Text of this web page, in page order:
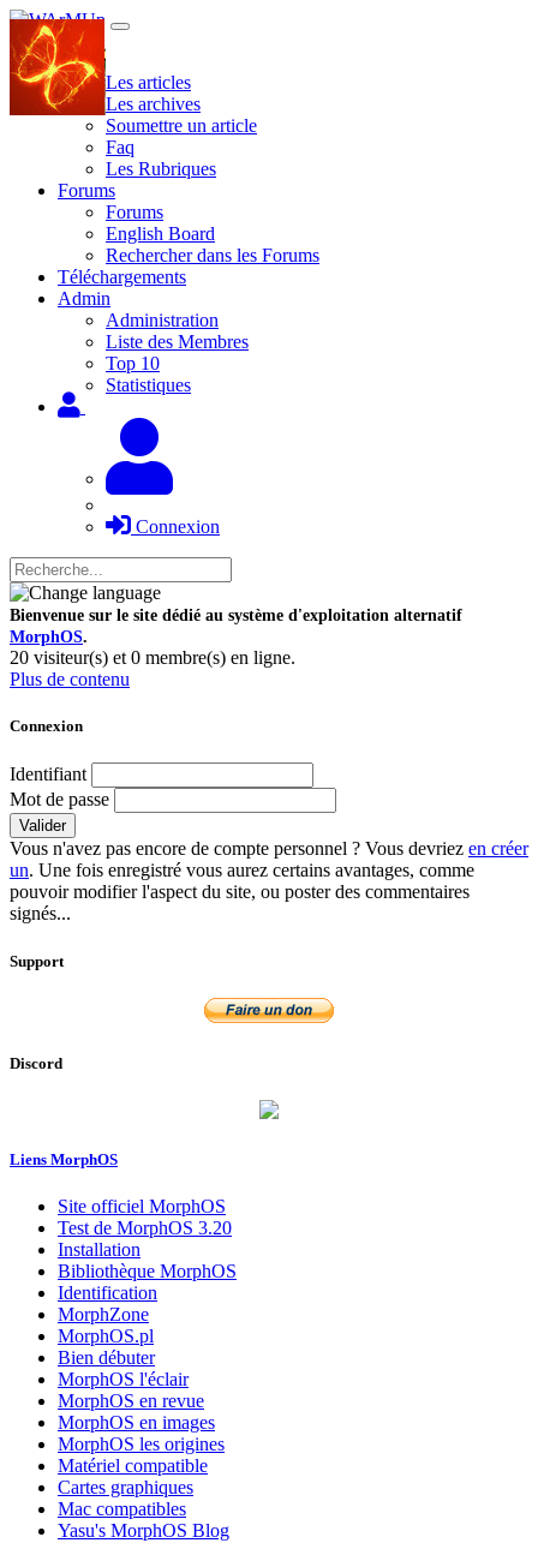
Site
Les articles
Les archives
Soumettre un article
Faq
Les Rubriques
Forums
Forums
English Board
Rechercher dans les Forums
Téléchargements
Admin
Administration
Liste des Membres
Top 10
Statistiques
Connexion
Bienvenue sur le site dédié au système d'exploitation alternatif
MorphOS.
20 visiteur(s) et 0 membre(s) en ligne.
Plus de contenu
Connexion
Identifiant
Mot de passe
Valider
Vous n'avez pas encore de compte personnel ? Vous devriez en créer
un. Une fois enregistré vous aurez certains avantages, comme
pouvoir modifier l'aspect du site, ou poster des commentaires
signés...
Support
Discord
Liens MorphOS
Site officiel MorphOS
Test de MorphOS 3.20
Installation
Bibliothèque MorphOS
Identification
MorphZone
MorphOS.pl
Bien débuter
MorphOS l'éclair
MorphOS en revue
MorphOS en images
MorphOS les origines
Matériel compatible
Cartes graphiques
Mac compatibles
Yasu's MorphOS Blog